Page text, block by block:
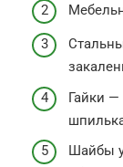
Гайки —
Шайбы